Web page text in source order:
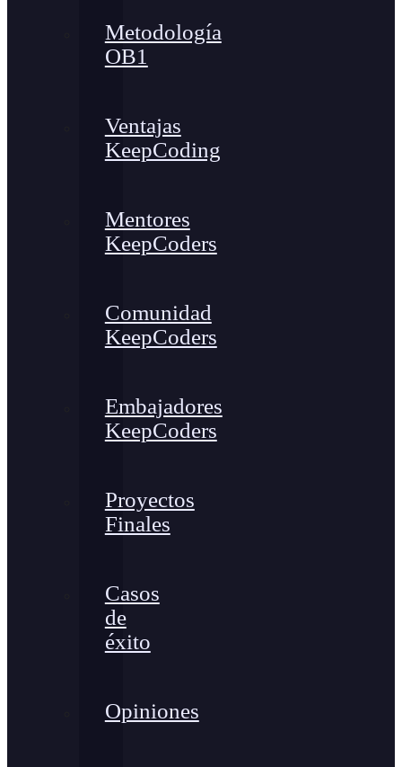
Metodología
OB1
Ventajas
KeepCoding
Mentores
KeepCoders
Comunidad
KeepCoders
Embajadores
KeepCoders
Proyectos
Finales
Casos
de
éxito
Opiniones